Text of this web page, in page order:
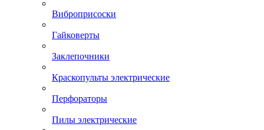
Виброприсоски
Гайковерты
Заклепочники
Краскопульты электрические
Перфораторы
Пилы электрические